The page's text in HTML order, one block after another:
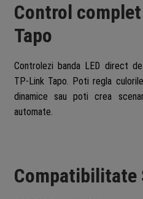
Control
Tapo
Controlezi banda LED direct
TP-Link Tapo. Poti regla
dinamice sau poti crea
automate.
Compatibilitate